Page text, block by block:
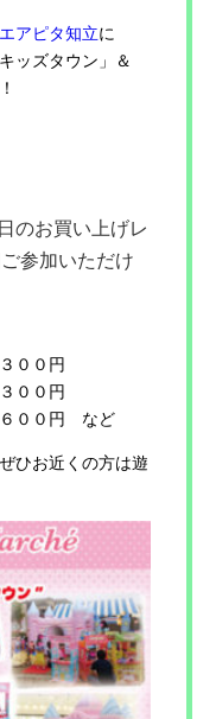
アピタ知立に
ッズタウン」＆
のお買い上げレ
参加いただけ
００円
００円
００円 など
ひお近くの方は遊